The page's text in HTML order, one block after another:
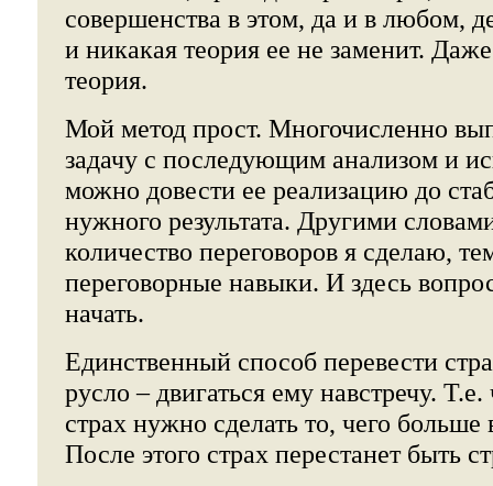
совершенства в этом, да и в любом,
и никакая теория ее не заменит.
теория.
Мой метод прост. Многочисленно
задачу с последующим анализом и
можно довести ее реализацию до
нужного результата. Другими
количество переговоров я сделаю,
переговорные навыки. И здесь
начать.
Единственный способ перевести
русло – двигаться ему навстречу.
страх нужно сделать то, чего больше
После этого страх перестанет быть